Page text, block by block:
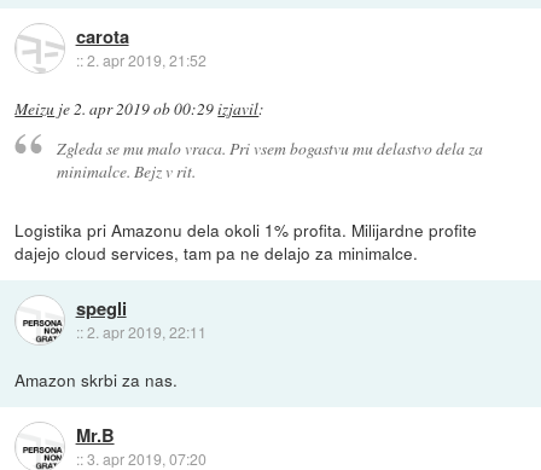
carota
::2. apr 2019, 21:52
Meizu je2. apr 2019 ob 00:29izjavil:
Zgleda se mu malo vraca. Pri vsem bogastvu mu delastvo dela za
minimalce. Bejz v rit.
Logistika pri Amazonu dela okoli 1% profita. Milijardne profite
dajejo cloud services, tam pa ne delajo za minimalce.
spegli
::2. apr 2019, 22:11
Amazon skrbi za nas.
Mr.B
::3. apr 2019, 07:20